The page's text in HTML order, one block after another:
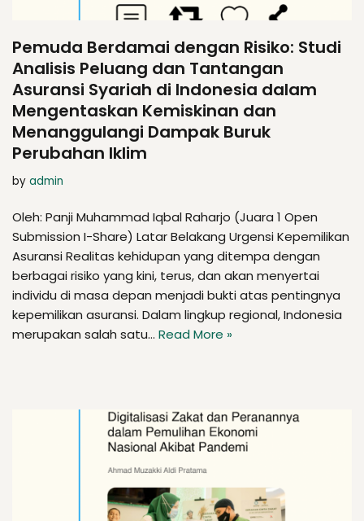
Pemuda Berdamai dengan Risiko: Studi
Analisis Peluang dan Tantangan
Asuransi Syariah di Indonesia dalam
Mengentaskan Kemiskinan dan
Menanggulangi Dampak Buruk
Perubahan Iklim
by admin
Oleh: Panji Muhammad Iqbal Raharjo (Juara 1 Open
Submission I-Share) Latar Belakang Urgensi Kepemilikan
Asuransi Realitas kehidupan yang ditempa dengan
berbagai risiko yang kini, terus, dan akan menyertai
individu di masa depan menjadi bukti atas pentingnya
kepemilikan asuransi. Dalam lingkup regional, Indonesia
merupakan salah satu… Read More »